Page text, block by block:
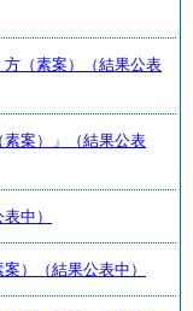
（素案）（結果公表
素案）」（結果公表
中）
）（結果公表中）